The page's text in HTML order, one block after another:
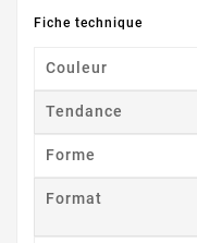
Fiche technique
Couleur
Tendance
Forme
Format